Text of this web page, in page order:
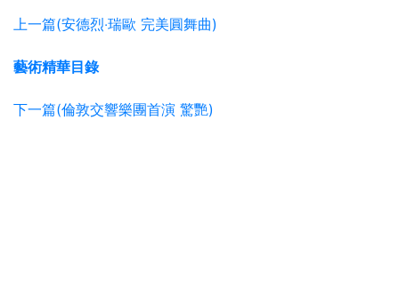
上一篇(安德烈‧瑞歐 完美圓舞曲)
藝術精華目錄
下一篇(倫敦交響樂團首演 驚艷)